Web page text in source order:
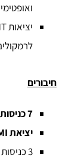
חיבורים
7 כניסות
יציאת
3 כניסות אודיו אנלוגיות